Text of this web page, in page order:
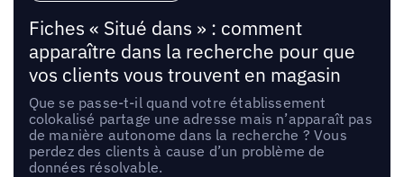
Fiches « Situé dans » : comment
apparaître dans la recherche pour que
vos clients vous trouvent en magasin
Que se passe-t-il quand votre établissement
colokalisé partage une adresse mais n’apparaît pas
de manière autonome dans la recherche ? Vous
perdez des clients à cause d’un problème de
données résolvable.